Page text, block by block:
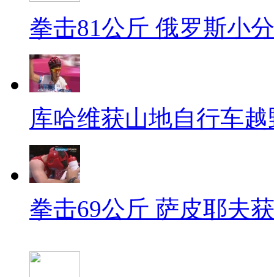
拳击81公斤 俄罗斯小
库哈维获山地自行车
拳击69公斤 萨皮耶夫